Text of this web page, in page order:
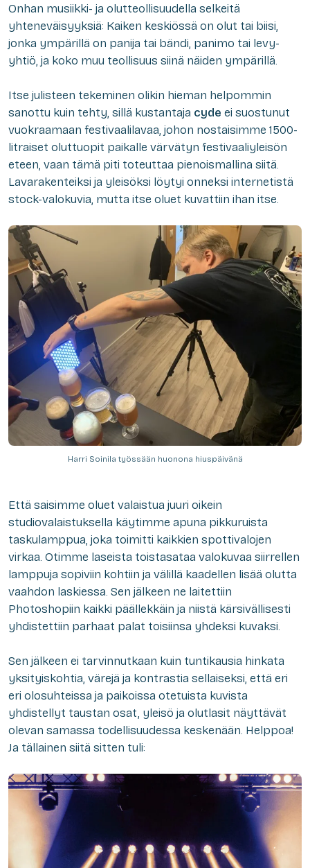
Onhan musiikki- ja olutteollisuudella selkeitä
yhteneväisyyksiä: Kaiken keskiössä on olut tai biisi,
jonka ympärillä on panija tai bändi, panimo tai levy-
yhtiö, ja koko muu teollisuus siinä näiden ympärillä.
Itse julisteen tekeminen olikin hieman helpommin
sanottu kuin tehty, sillä kustantaja cyde ei suostunut
vuokraamaan festivaalilavaa, johon nostaisimme 1500-
litraiset oluttuopit paikalle värvätyn festivaaliyleisön
eteen, vaan tämä piti toteuttaa pienoismallina siitä.
Lavarakenteiksi ja yleisöksi löytyi onneksi internetistä
stock-valokuvia, mutta itse oluet kuvattiin ihan itse.
Harri Soinila työssään huonona hiuspäivänä
Että saisimme oluet valaistua juuri oikein
studiovalaistuksella käytimme apuna pikkuruista
taskulamppua, joka toimitti kaikkien spottivalojen
virkaa. Otimme laseista toistasataa valokuvaa siirrellen
lamppuja sopiviin kohtiin ja välillä kaadellen lisää olutta
vaahdon laskiessa. Sen jälkeen ne laitettiin
Photoshopiin kaikki päällekkäin ja niistä kärsivällisesti
yhdistettiin parhaat palat toisiinsa yhdeksi kuvaksi.
Sen jälkeen ei tarvinnutkaan kuin tuntikausia hinkata
yksityiskohtia, värejä ja kontrastia sellaiseksi, että eri
eri olosuhteissa ja paikoissa otetuista kuvista
yhdistellyt taustan osat, yleisö ja olutlasit näyttävät
olevan samassa todellisuudessa keskenään. Helppoa!
Ja tällainen siitä sitten tuli: